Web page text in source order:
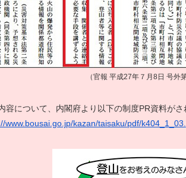
（官報 平成27年７月8日 号外
容について、内閣府より以下の制度PR資料がさ
www.bousai.go.jp/kazan/taisaku/pdf/